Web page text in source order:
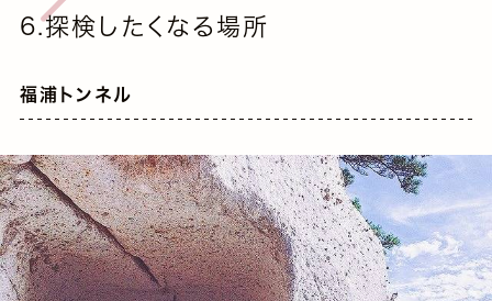
6.探検したくなる場所
福浦トンネル